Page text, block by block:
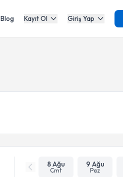
Blog Kayıt Ol Giriş Yap
8 Ağu
Cmt
9 Ağu
Paz